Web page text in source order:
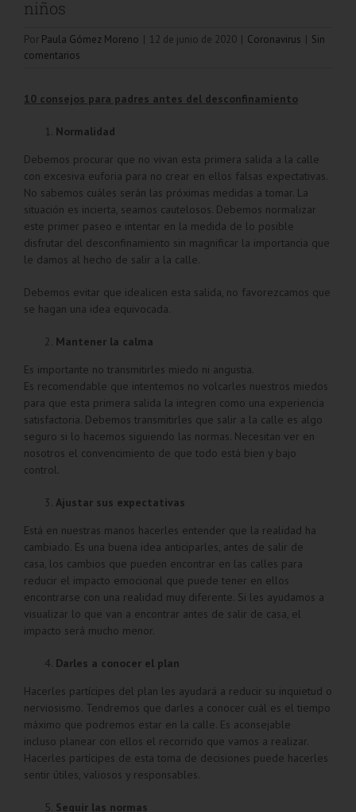
niños
Por Paula Gómez Moreno | 12 de junio de 2020 | Coronavirus | Sin
comentarios
10 consejos para padres antes del desconfinamiento
Normalidad
Debemos procurar que no vivan esta primera salida a la calle
con excesiva euforia para no crear en ellos falsas expectativas.
No sabemos cuáles serán las próximas medidas a tomar. La
situación es incierta, seamos cautelosos. Debemos normalizar
este primer paseo e intentar en la medida de lo posible
disfrutar del desconfinamiento sin magnificar la importancia que
le damos al hecho de salir a la calle.
Debemos evitar que idealicen esta salida, no favorezcamos que
se hagan una idea equivocada.
Mantener la calma
Es importante no transmitirles miedo ni angustia.
Es recomendable que intentemos no volcarles nuestros miedos
para que esta primera salida la integren como una experiencia
satisfactoria. Debemos transmitirles que salir a la calle es algo
seguro si lo hacemos siguiendo las normas. Necesitan ver en
nosotros el convencimiento de que todo está bien y bajo
control.
Ajustar sus expectativas
Está en nuestras manos hacerles entender que la realidad ha
cambiado. Es una buena idea anticiparles, antes de salir de
casa, los cambios que pueden encontrar en las calles para
reducir el impacto emocional que puede tener en ellos
encontrarse con una realidad muy diferente. Si les ayudamos a
visualizar lo que van a encontrar antes de salir de casa, el
impacto será mucho menor.
Darles a conocer el plan
Hacerles partícipes del plan les ayudará a reducir su inquietud o
nerviosismo. Tendremos que darles a conocer cuál es el tiempo
máximo que podremos estar en la calle. Es aconsejable
incluso planear con ellos el recorrido que vamos a realizar.
Hacerles partícipes de esta toma de decisiones puede hacerles
sentir útiles, valiosos y responsables.
Seguir las normas